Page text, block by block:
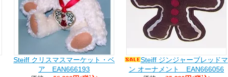
Steiff クリスマスマーケット・ベ
ア EAN666193
Steiff ジンジャーブレッドマ
ン オーナメント EAN666056